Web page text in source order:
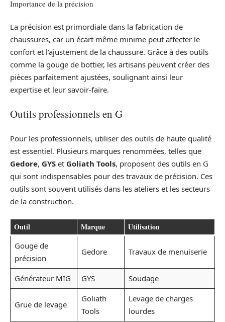
Importance de la précision
La précision est primordiale dans la fabrication de
chaussures, car un écart même minime peut affecter le
confort et l’ajustement de la chaussure. Grâce à des outils
comme la gouge de bottier, les artisans peuvent créer des
pièces parfaitement ajustées, soulignant ainsi leur
expertise et leur savoir-faire.
Outils professionnels en G
Pour les professionnels, utiliser des outils de haute qualité
est essentiel. Plusieurs marques renommées, telles que
Gedore, GYS et Goliath Tools, proposent des outils en G
qui sont indispensables pour des travaux de précision. Ces
outils sont souvent utilisés dans les ateliers et les secteurs
de la construction.
Outil Marque Utilisation
Gouge de
précision
Gedore Travaux de menuiserie
Générateur MIG GYS Soudage
Grue de levage
Goliath
Tools
Levage de charges
lourdes